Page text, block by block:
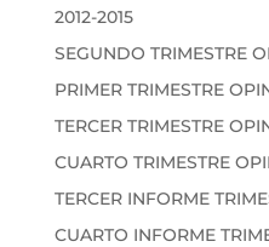
2012-2015
SEGUNDO TRIMESTRE
PRIMER TRIMESTRE
TERCER TRIMESTRE
CUARTO TRIMESTRE
TERCER INFORME
CUARTO INFORME